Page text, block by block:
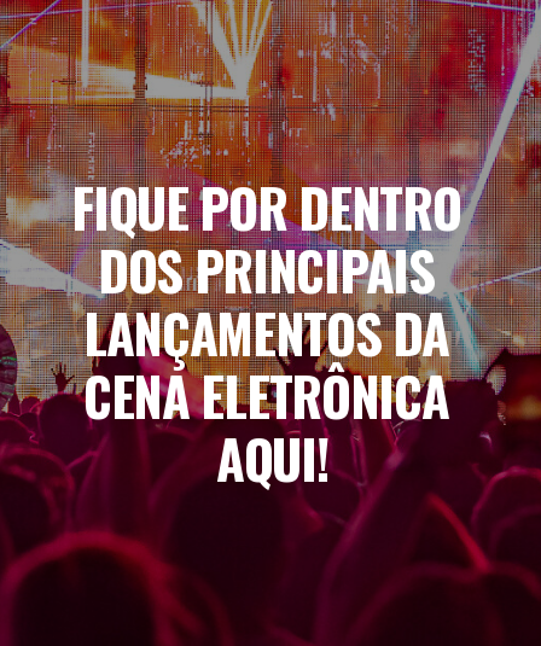
FIQUE POR DENTRO
DOS PRINCIPAIS
LANÇAMENTOS DA
CENA ELETRÔNICA
AQUI!